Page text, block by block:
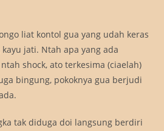
liat kontol gua yang udah keras
jati. Ntah apa yang ada
shock, ato terkesima (ciaelah)
bingung, pokoknya gua berjudi
tak diduga doi langsung berdiri